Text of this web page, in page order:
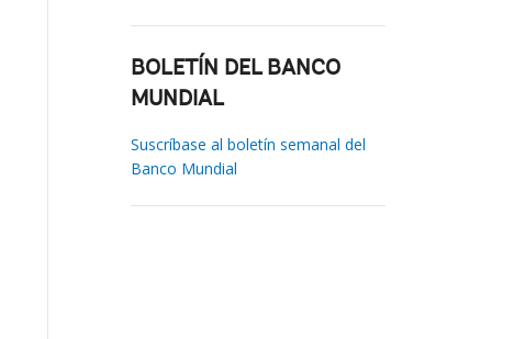
BOLETÍN DEL BANCO
MUNDIAL
Suscríbase al boletín semanal del
Banco Mundial